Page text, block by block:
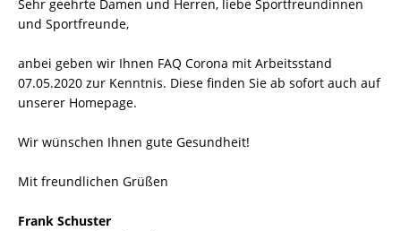
Sehr geehrte Damen und Herren, liebe Sportfreundinnen
und Sportfreunde,
anbei geben wir Ihnen FAQ Corona mit Arbeitsstand
07.05.2020 zur Kenntnis. Diese finden Sie ab sofort auch auf
unserer Homepage.
Wir wünschen Ihnen gute Gesundheit!
Mit freundlichen Grüßen
Frank Schuster